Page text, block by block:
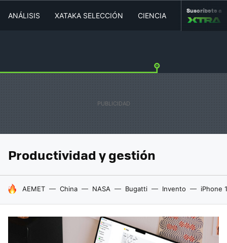
ANÁLISIS XATAKA SELECCIÓN CIENCIA MOVILIDAD
Suscríbete a
Productividad y gestión
HOY SE HABLA DE
AEMET China NASA Bugatti Invento iPhone